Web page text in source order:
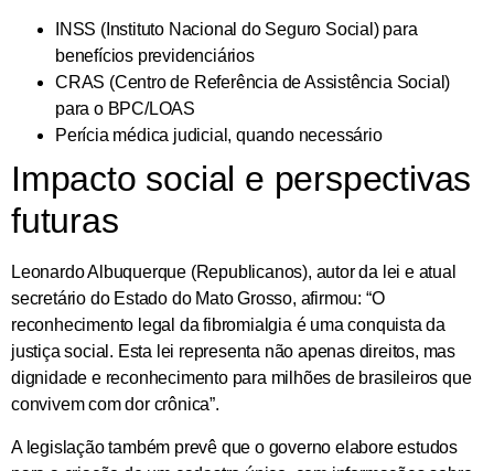
INSS (Instituto Nacional do Seguro Social) para
benefícios previdenciários
CRAS (Centro de Referência de Assistência Social)
para o BPC/LOAS
Perícia médica judicial, quando necessário
Impacto social e perspectivas
futuras
Leonardo Albuquerque (Republicanos), autor da lei e atual
secretário do Estado do Mato Grosso, afirmou: “O
reconhecimento legal da fibromialgia é uma conquista da
justiça social. Esta lei representa não apenas direitos, mas
dignidade e reconhecimento para milhões de brasileiros que
convivem com dor crônica”.
A legislação também prevê que o governo elabore estudos